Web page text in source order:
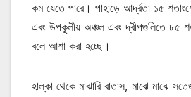
কম যেতে পারে। পাহাড়ে আর্দ্রতা ১৫
এবং উপকূলীয় অঞ্চল এবং দ্বীপগুলিতে ৮৫
বলে আশা করা হচ্ছে।
হাল্কা থেকে মাঝারি বাতাস, মাঝে মাঝে